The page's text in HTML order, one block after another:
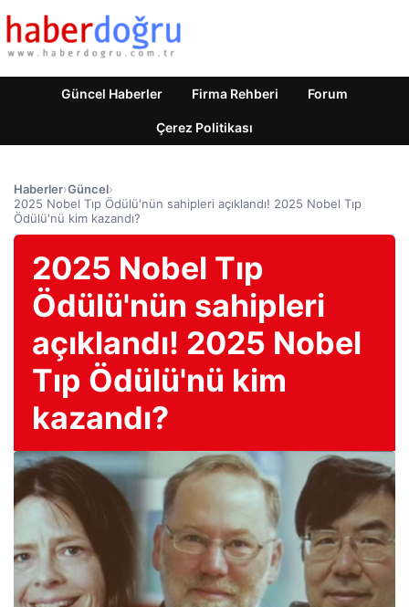
Güncel Haberler Firma Rehberi Forum
Çerez Politikası
Haberler›Güncel›
2025 Nobel Tıp Ödülü'nün sahipleri açıklandı! 2025 Nobel Tıp
Ödülü'nü kim kazandı?
2025 Nobel Tıp
Ödülü'nün sahipleri
açıklandı! 2025 Nobel
Tıp Ödülü'nü kim
kazandı?